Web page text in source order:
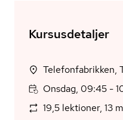
Kursusdetaljer
Onsdag, 09:45 -
19,5 lektioner, 13